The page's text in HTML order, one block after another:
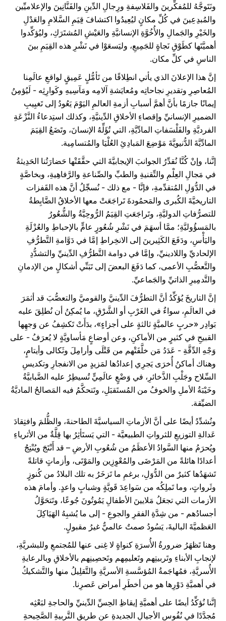
ونَتَوجَّهُ للمُفكِّرينَ والفَلاسِفةِ ورِجالِ الدِّينِ والفَنَّانِينَ والإعلاميِّين
والمُبدِعِينَ في كُلِّ مكانٍ ليُعِيدُوا اكتشافَ قِيَمِ السَّلامِ والعَدْلِ
والخَيْرِ والجَمالِ والأُخُوَّةِ الإنسانيَّةِ والعَيْشِ المُشتَرَكِ، وليُؤكِّدوا
أهميَّتَها كطَوْقِ نَجاةٍ للجَمِيعِ، وليَسعَوْا في نَشْرِ هذه القِيَمِ بينَ
الناسِ في كلِّ مكان.
إنَّ هذا الإعلانَ الذي يأتي انطِلاقًا من تَأمُّلٍ عَمِيقٍ لواقعِ عالَمِنا
المُعاصِرِ وتقديرِ نجاحاتِه ومُعايَشةِ آلامِه ومَآسِيهِ وكَوارِثِه - لَيُؤمِنُ
إيمانًا جازمًا بأنَّ أهمَّ أسبابِ أزمةِ العالمِ اليَوْمَ يَعُودُ إلى تَغيِيبِ
الضميرِ الإنسانيِّ وإقصاءِ الأخلاقِ الدِّينيَّةِ، وكذلك استِدعاءُ النَّزْعَةِ
الفرديَّةِ والفَلْسَفاتِ المادِّيَّةِ، التي تُؤَلِّهُ الإنسانَ، وتَضَعُ القِيَمَ
المادِّيَّةَ الدُّنيويَّةَ مَوْضِعَ المَبادِئِ العُلْيَا والمُتسامِية.
إنَّنا، وإنْ كُنَّا نُقدِّرُ الجوانبَ الإيجابيَّةَ التي حقَّقَتْها حَضارَتُنا الحَدِيثةُ
في مَجالِ العِلْمِ والتِّقنيةِ والطبِّ والصِّناعةِ والرَّفاهِيةِ، وبخاصَّةٍ
في الدُّوَلِ المُتقدِّمةِ، فإنَّا - مع ذلك - نُسجِّلُ أنَّ هذه القَفزات
التاريخيَّةَ الكُبرى والمَحمُودةَ تَراجَعَتْ معها الأخلاقُ الضَّابِطةُ
للتصرُّفاتِ الدوليَّةِ، وتَراجَعَتِ القِيَمُ الرُّوحِيَّةُ والشُّعُورُ
بالمَسؤُوليَّةِ؛ ممَّا أسهَمَ في نَشْرِ شُعُورٍ عامٍّ بالإحباطِ والعُزْلَةِ
واليَأْسِ، ودَفَعَ الكَثِيرينَ إلى الانخِراطِ إمَّا في دَوَّامةِ التَّطرُّفِ
الإلحاديِّ واللادينيِّ، وإمَّا في دوامة التَّطرُّفِ الدِّينيِّ والتشدُّدِ
والتَّعصُّبِ الأعمى، كما دَفَعَ البعضَ إلى تَبَنِّي أشكالٍ من الإدمانِ
والتَّدمِيرِ الذاتيِّ والجَماعيِّ.
إنَّ التاريخَ يُؤكِّدُ أنَّ التطرُّفَ الدِّينيَّ والقوميَّ والتعصُّبَ قد أثمَرَ
في العالَمِ، سواءٌ في الغَرْبِ أو الشَّرْقِ، ما يُمكِنُ أن نُطلِقَ عليه
بَوادِر «حربٍ عالميَّةٍ ثالثةٍ على أجزاءٍ»، بدَأَتْ تَكشِفُ عن وَجهِها
القبيحِ في كثيرٍ من الأماكنِ، وعن أوضاعٍ مَأساويَّةٍ لا يُعرَفُ - على
وَجْهِ الدِّقَّةِ - عَدَدُ مَن خلَّفَتْهم من قَتْلَى وأرامِلَ وثَكالى وأيتامٍ،
وهناك أماكنُ أُخرَى يَجرِي إعدادُها لمَزيدٍ من الانفجارِ وتكديسِ
السِّلاح وجَلْبِ الذَّخائرِ، في وَضْعٍ عالَمِيٍّ تُسيطِرُ عليه الضَّبابيَّةُ
وخَيْبَةُ الأملِ والخوفُ من المُستَقبَلِ، وتَتحكَّمُ فيه المَصالحُ الماديَّةُ
الضيِّقة.
ونُشدِّدُ أيضًا على أنَّ الأزماتِ السياسيَّةَ الطاحنةَ، والظُّلمَ وافتِقادَ
عَدالةِ التوزيعِ للثرواتِ الطبيعيَّة - التي يَستَأثِرُ بها قِلَّةٌ من الأثرياءِ
ويُحرَمُ منها السَّوادُ الأعظَمُ من شُعُوبِ الأرضِ – قد أَنْتَجَ ويُنْتِجُ
أعدادًا هائلةً من المَرْضَى والمُعْوِزِين والمَوْتَى، وأزماتٍ قاتلةً
تَشهَدُها كثيرٌ من الدُّوَلِ، برغمِ ما تَزخَرُ به تلك البلادُ من كُنوزٍ
وثَرواتٍ، وما تَملِكُه من سَواعِدَ قَويَّةٍ وشبابٍ واعدٍ. وأمامَ هذه
الأزمات التي تجعَلُ مَلايينَ الأطفالِ يَمُوتُونَ جُوعًا، وتَتحَوَّلُ
أجسادُهم - من شِدَّةِ الفقرِ والجوعِ - إلى ما يُشبِهُ الهَيَاكِلَ
العَظميَّةَ الباليةَ، يَسُودُ صمتٌ عالميٌّ غيرُ مقبولٍ.
وهنا تَظهَرُ ضرورةُ الأُسرَةِ كنواةٍ لا غِنى عنها للمُجتمعِ وللبشريَّةِ،
لإنجابِ الأبناءِ وتَربيتِهم وتَعليمِهم وتَحصِينِهم بالأخلاقِ وبالرعايةِ
الأُسريَّةِ، فمُهاجَمةُ المُؤسَّسةِ الأسريَّةِ والتَّقلِيلُ منها والتَّشكيكُ
في أهميَّةِ دَوْرِها هو من أخطَرِ أمراض عَصرِنا.
إنَّنا نُؤكِّدُ أيضًا على أهميَّةِ إيقاظِ الحِسِّ الدِّينيِّ والحاجةِ لبَعْثِه
مُجدَّدًا في نُفُوسِ الأجيالِ الجديدةِ عن طريقِ التَّربيةِ الصَّحِيحةِ